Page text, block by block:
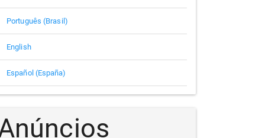
Português (Brasil)
English
Español (España)